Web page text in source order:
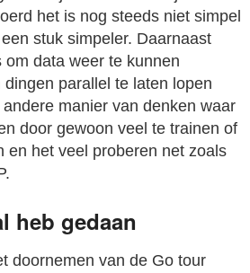
het is nog steeds niet simpel
stuk simpeler. Daarnaast
om data weer te kunnen
parallel te laten lopen
manier van denken waar
door gewoon veel te trainen of
en het veel proberen net zoals
heb gedaan
doornemen van de Go tour